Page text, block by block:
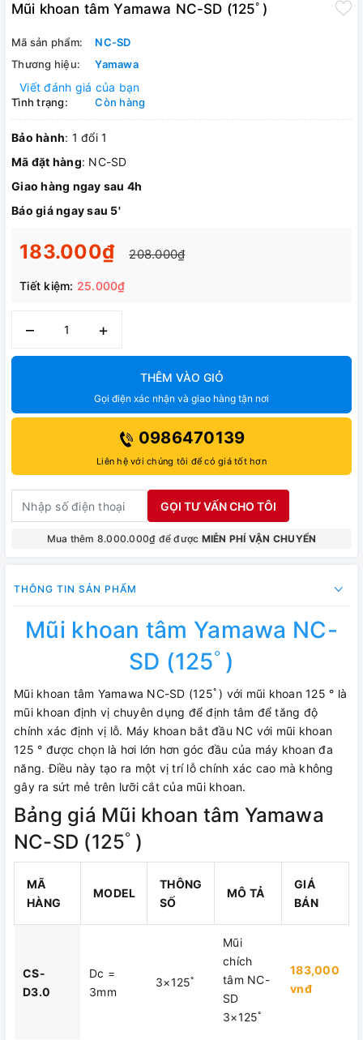
Mũi khoan tâm Yamawa NC-SD (125ﾟ)
Mã sản phẩm:
NC-SD
Thương hiệu:
Yamawa
Viết đánh giá của bạn
Tình trạng: Còn hàng
Bảo hành: 1 đổi 1
Mã đặt hàng: NC-SD
Giao hàng ngay sau 4h
Báo giá ngay sau 5'
183.000₫ 208.000₫
Tiết kiệm: 25.000₫
– +
THÊM VÀO GIỎ
Gọi điện xác nhận và giao hàng tận nơi
0986470139
Liên hệ với chúng tôi để có giá tốt hơn
GỌI TƯ VẤN CHO TÔI
Mua thêm 8.000.000₫ để được MIỄN PHÍ VẬN CHUYỂN
THÔNG TIN SẢN PHẨM
Mũi khoan tâm Yamawa NC-
SD (125ﾟ)
Mũi khoan tâm Yamawa NC-SD (125ﾟ) với mũi khoan 125 ° là
mũi khoan định vị chuyên dụng để định tâm để tăng độ
chính xác định vị lỗ. Máy khoan bắt đầu NC với mũi khoan
125 ° được chọn là hơi lớn hơn góc đầu của máy khoan đa
năng. Điều này tạo ra một vị trí lỗ chính xác cao mà không
gây ra sứt mẻ trên lưỡi cắt của mũi khoan.
Bảng giá Mũi khoan tâm Yamawa
NC-SD (125ﾟ)
MÃ
HÀNG
MODEL
THÔNG
SỐ
MÔ TẢ
GIÁ
BÁN
CS-
D3.0
Dc =
3mm
3×125ﾟ
Mũi
chích
tâm NC-
SD
3×125ﾟ
183,000
vnđ